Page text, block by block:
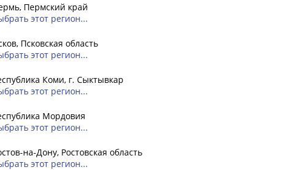
Пермский край
этот регион...
Псковская область
этот регион...
Коми, г. Сыктывкар
этот регион...
Мордовия
этот регион...
на-Дону, Ростовская область
этот регион...